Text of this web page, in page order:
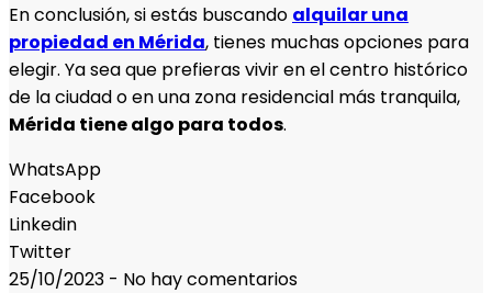
En conclusión, si estás buscando alquilar una
propiedad en Mérida, tienes muchas opciones para
elegir. Ya sea que prefieras vivir en el centro histórico
de la ciudad o en una zona residencial más tranquila,
Mérida tiene algo para todos.
WhatsApp
Facebook
Linkedin
Twitter
25/10/2023 - No hay comentarios